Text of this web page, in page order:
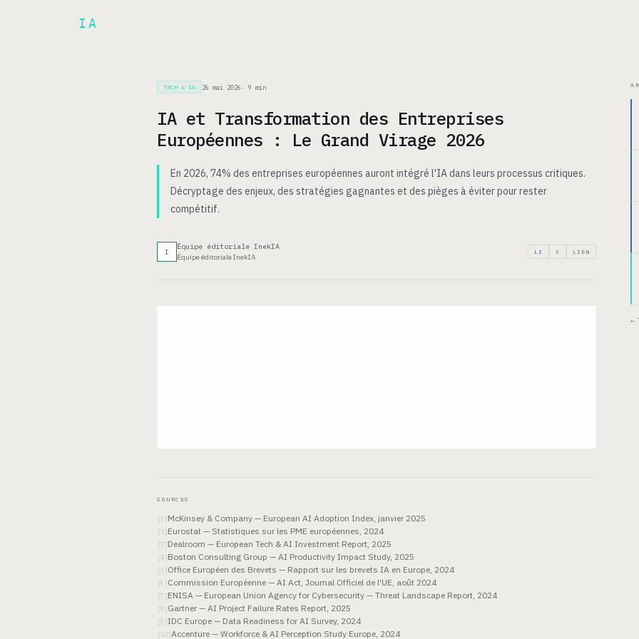
IA
TECH & IA 26 mai 2026 · 9 min
IA et Transformation des Entreprises
Européennes : Le Grand Virage 2026
En 2026, 74% des entreprises européennes auront intégré l'IA dans leurs processus critiques.
Décryptage des enjeux, des stratégies gagnantes et des pièges à éviter pour rester
compétitif.
I
Équipe éditoriale InekIA
Équipe éditoriale InekIA
LI X LIEN
SOURCES
[1 ]McKinsey & Company — European AI Adoption Index, janvier 2025
[2]Eurostat — Statistiques sur les PME européennes, 2024
[ 3]Dealroom — European Tech & AI Investment Report, 2025
[4 ]Boston Consulting Group — AI Productivity Impact Study, 2025
[5]Office Européen des Brevets — Rapport sur les brevets IA en Europe, 2024
[6 ]Commission Européenne — AI Act, Journal Officiel de l'UE, août 2024
[7 ]ENISA — European Union Agency for Cybersecurity — Threat Landscape Report, 2024
[8]Gartner — AI Project Failure Rates Report, 2025
[9 ]IDC Europe — Data Readiness for AI Survey, 2024
[10]Accenture — Workforce & AI Perception Study Europe, 2024
←